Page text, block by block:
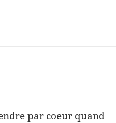
par coeur quand